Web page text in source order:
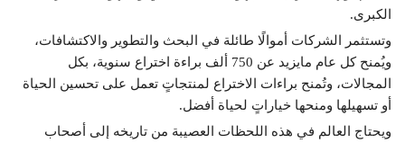
الكبرى.
وتستثمر الشركات أموالًا طائلة في البحث والتطوير والاكتشافات،
ويُمنح كل عام مايزيد عن 750 ألف براءة اختراع سنوية، بكل
المجالات، وتُمنح براءات الاختراع لمنتجاتٍ تعمل على تحسين الحياة
أو تسهيلها ومنحها خياراتٍ لحياة أفضل.
ويحتاج العالم في هذه اللحظات العصيبة من تاريخه إلى أصحاب